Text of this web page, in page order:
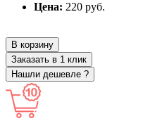
Цена: 220 руб.
В корзину
Заказать в 1 клик
Нашли дешевле ?